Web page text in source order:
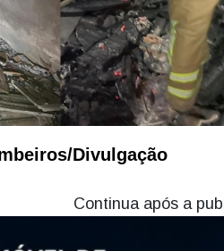
Divulgação
Continua após a